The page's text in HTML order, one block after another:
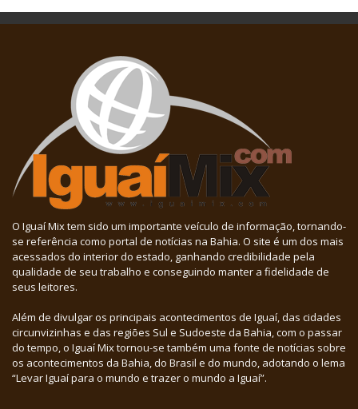
O Iguaí Mix tem sido um importante veículo de informação, tornando-
se referência como portal de notícias na Bahia. O site é um dos mais
acessados do interior do estado, ganhando credibilidade pela
qualidade de seu trabalho e conseguindo manter a fidelidade de
seus leitores.
Além de divulgar os principais acontecimentos de Iguaí, das cidades
circunvizinhas e das regiões Sul e Sudoeste da Bahia, com o passar
do tempo, o Iguaí Mix tornou-se também uma fonte de notícias sobre
os acontecimentos da Bahia, do Brasil e do mundo, adotando o lema
“Levar Iguaí para o mundo e trazer o mundo a Iguaí”.